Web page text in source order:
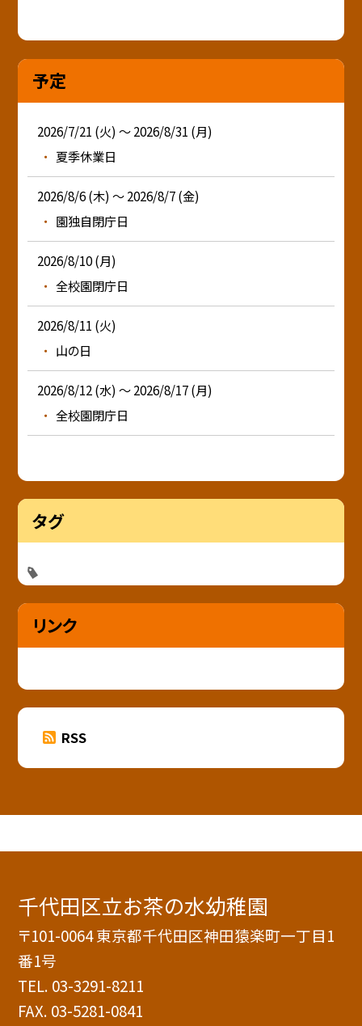
予定
2026/7/21 (火) ～ 2026/8/31 (月)
夏季休業日
2026/8/6 (木) ～ 2026/8/7 (金)
園独自閉庁日
2026/8/10 (月)
全校園閉庁日
2026/8/11 (火)
山の日
2026/8/12 (水) ～ 2026/8/17 (月)
全校園閉庁日
タグ
リンク
RSS
千代田区立お茶の水幼稚園
〒101-0064 東京都千代田区神田猿楽町一丁目1
番1号
TEL. 03-3291-8211
FAX. 03-5281-0841